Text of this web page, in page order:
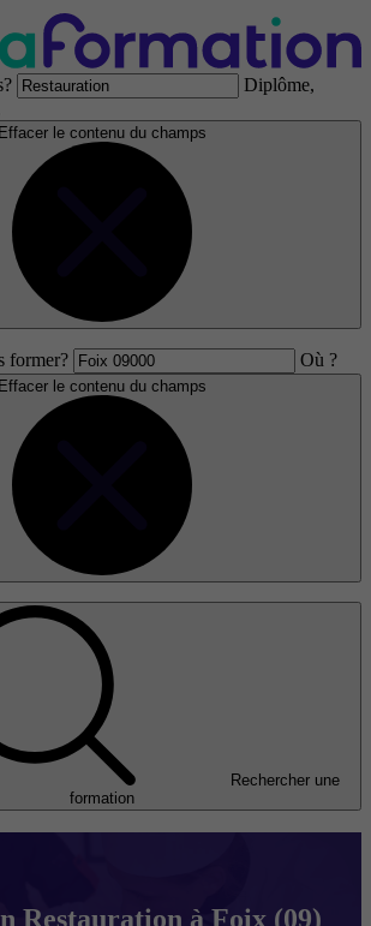
Diplôme,
Effacer le contenu du champs
former? Où ?
Effacer le contenu du champs
Rechercher une
formation
Restauration à Foix (09)